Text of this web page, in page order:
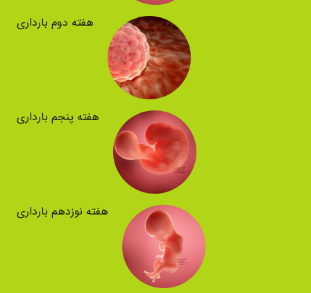
هفته دوم بارداری
هفته پنجم بارداری
هفته نوزدهم بارداری